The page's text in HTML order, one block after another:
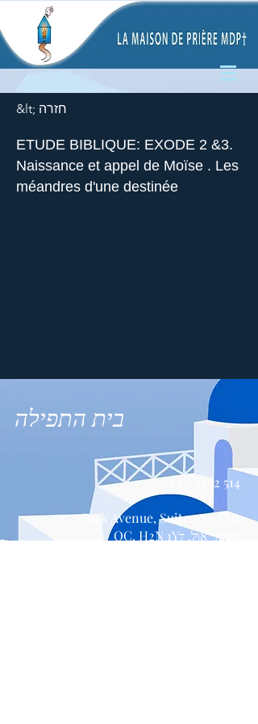
&lt; חזרה
ETUDE BIBLIQUE: EXODE 2 &3.
Naissance et appel de Moïse . Les
méandres d'une destinée
בית התפילה
514 447-4292
8815 Park Avenue, Suite 100
מונטריאול, QC, H2N 1Y7